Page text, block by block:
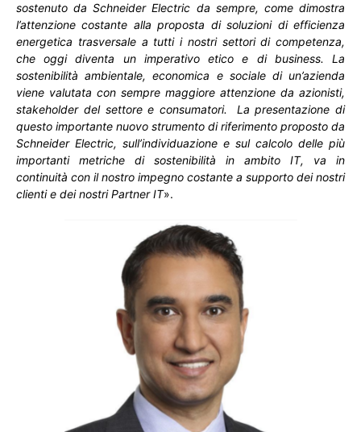
sostenuto da Schneider Electric da sempre, come dimostra
l’attenzione costante alla proposta di soluzioni di efficienza
energetica trasversale a tutti i nostri settori di competenza,
che oggi diventa un imperativo etico e di business. La
sostenibilità ambientale, economica e sociale di un’azienda
viene valutata con sempre maggiore attenzione da azionisti,
stakeholder del settore e consumatori.
La presentazione di
questo importante nuovo strumento di riferimento proposto da
Schneider Electric, sull’individuazione e sul calcolo delle più
importanti metriche di sostenibilità in ambito IT, va in
continuità con il nostro impegno costante a supporto dei nostri
clienti e dei nostri Partner IT».